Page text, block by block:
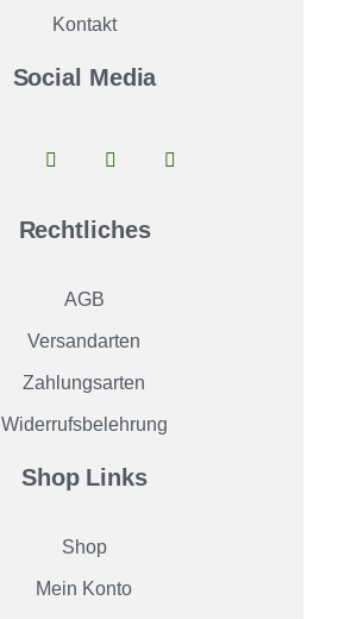
Kontakt
Social Media
Rechtliches
AGB
Versandarten
Zahlungsarten
Widerrufsbelehrung
Shop Links
Shop
Mein Konto